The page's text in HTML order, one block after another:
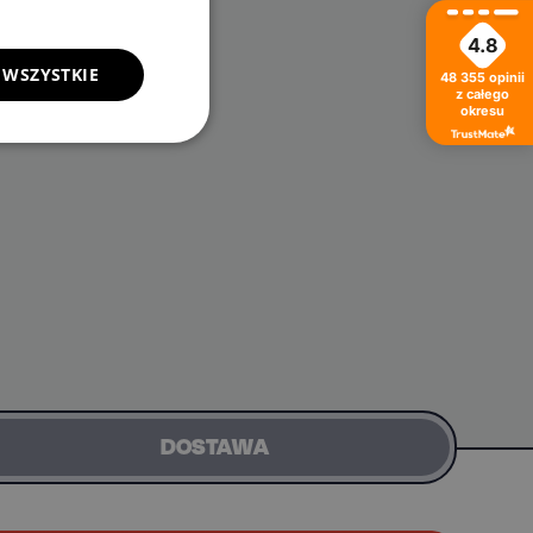
DOSTAWA
4.8
48 355 opinii
z całego
okresu